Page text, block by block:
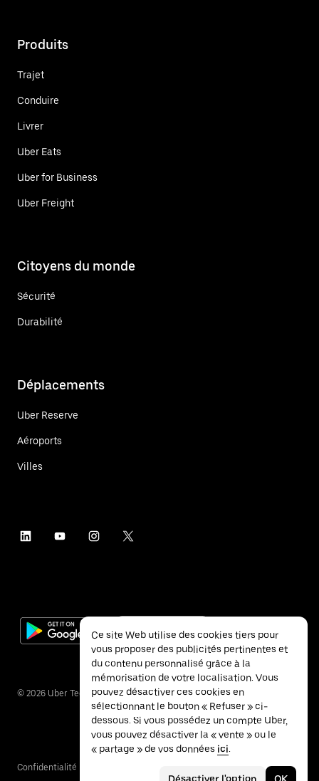
Produits
Trajet
Conduire
Livrer
Uber Eats
Uber for Business
Uber Freight
Citoyens du monde
Sécurité
Durabilité
Déplacements
Uber Reserve
Aéroports
Villes
© 2026 Uber Technologies Inc.
Confidentialité
Ce site Web utilise des cookies tiers pour
vous proposer des publicités pertinentes et
du contenu personnalisé grâce à la
mémorisation de votre localisation. Vous
pouvez désactiver ces cookies en
sélectionnant le bouton « Refuser » ci-
dessous. Si vous possédez un compte Uber,
vous pouvez désactiver la « vente » ou le
« partage » de vos données ici.